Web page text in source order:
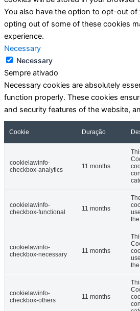
You also have the option to opt-out of
opting out of some of these cookies
experience.
Necessary
Necessary
Sempre ativado
Necessary cookies are absolutely
function properly. These cookies
and security features of the website,
Cookie Duração
cookielawinfo-
checkbox-analytics
11 months
cookielawinfo-
checkbox-functional
11 months
cookielawinfo-
checkbox-necessary
11 months
cookielawinfo-
checkbox-others
11 months